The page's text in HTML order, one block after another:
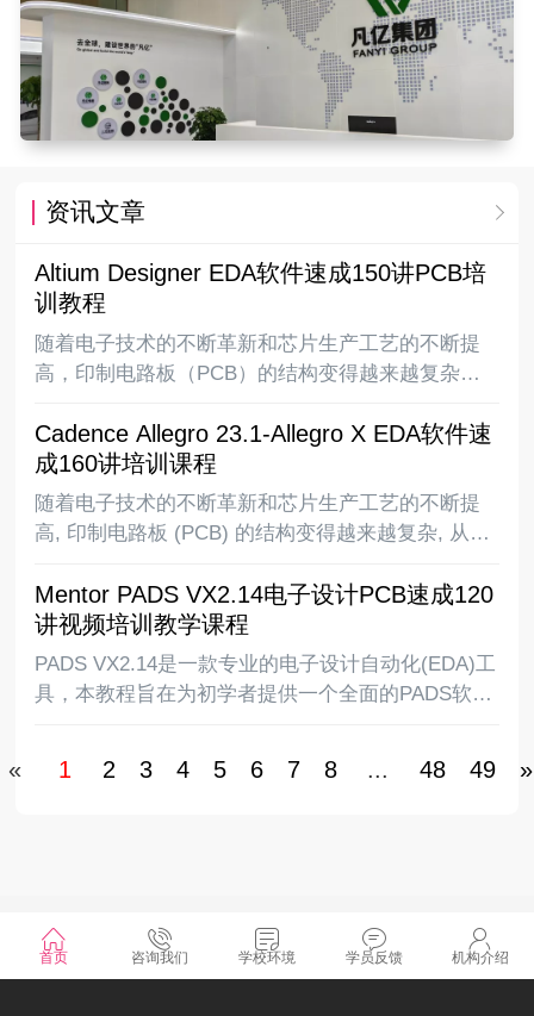
资讯文章
Altium Designer EDA软件速成150讲PCB培
训教程
随着电子技术的不断革新和芯片生产工艺的不断提
高，印制电路板（PCB）的结构变得越来越复杂，
板，电路板上的布线密度越来越高，同时随着
DSP、ARM、FPGA、DDR等高速逻辑元件的应
用，PCB
Cadence Allegro 23.1-Allegro X EDA软件速
成160讲培训课程
随着电子技术的不断革新和芯片生产工艺的不断提
高, 印制电路板 (PCB) 的结构变得越来越复杂, 从最
板上的布线密度越来越高,同时随着DSP、ARM、
FPGA、DDR等高速逻辑元件的应用, P
Mentor PADS VX2.14电子设计PCB速成120
讲视频培训教学课程
PADS VX2.14是一款专业的电子设计自动化(EDA)工
具，本教程旨在为初学者提供一个全面的PADS软件
本教程所介绍的内容，你将会对PADS软件
« 1 2 3 4 5 6 7 8 ... 48 49 »
©2025 湖南凡亿智邦电子科技有限公司 版权所有
首页 咨询我们 学校环境 学员反馈 机构介绍